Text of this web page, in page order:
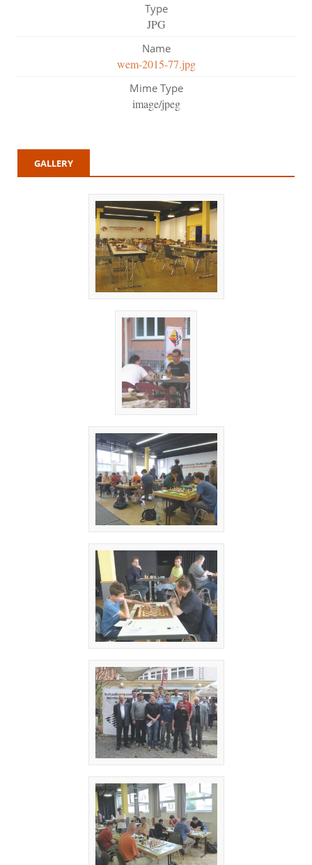
Type
JPG
Name
wem-2015-77.jpg
Mime Type
image/jpeg
GALLERY